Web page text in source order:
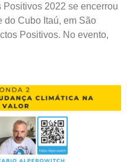
Positivos 2022 se encerrou
do Cubo Itaú, em São
Positivos. No evento,